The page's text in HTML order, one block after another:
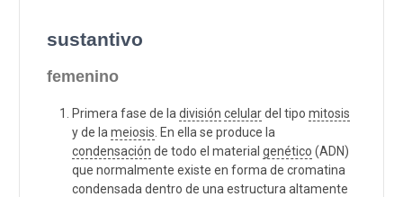
sustantivo
femenino
Primera fase de la división celulardel tipo mitosis
y de la meiosis . En ella se produce la
condensación de todo el material genético (ADN)
que normalmente existe en forma de cromatina
condensada dentro de una estructura altamente